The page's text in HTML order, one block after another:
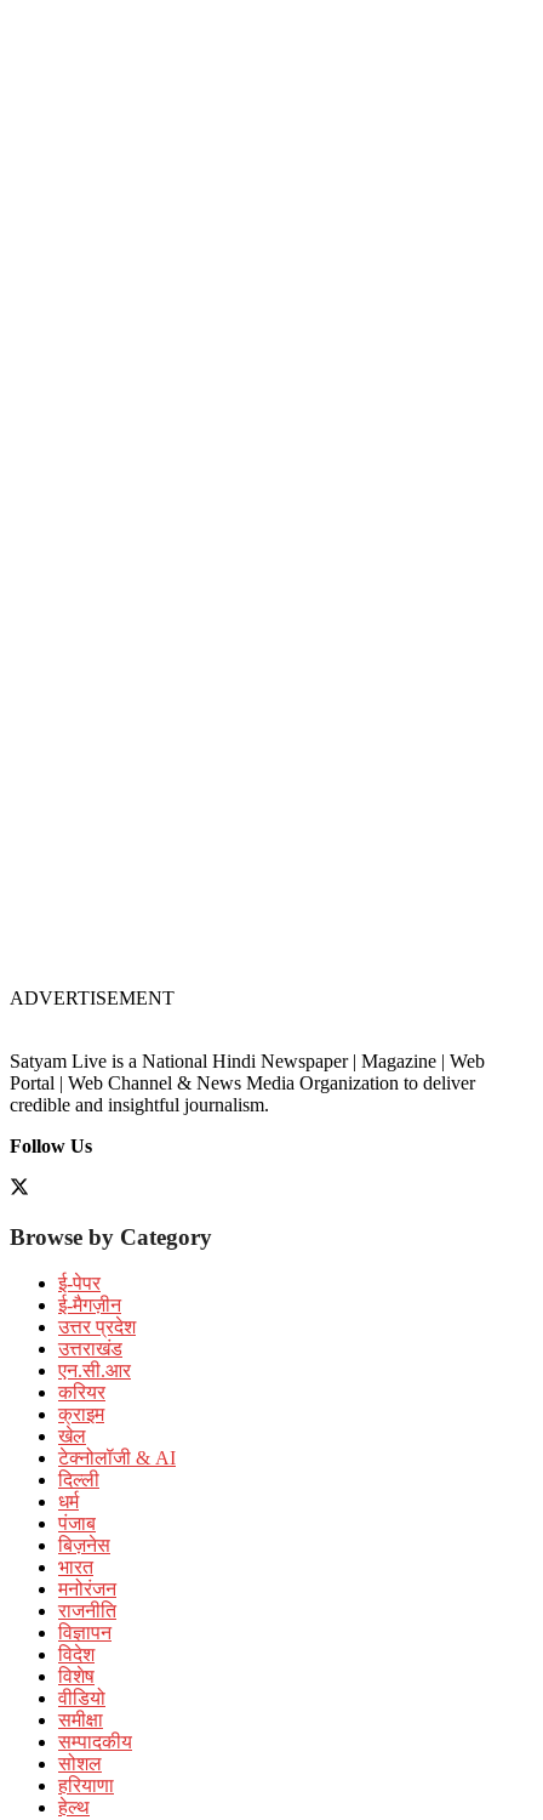
ADVERTISEMENT
Satyam Live is a National Hindi Newspaper | Magazine | Web
Portal | Web Channel & News Media Organization to deliver
credible and insightful journalism.
Follow Us
Browse by Category
ई-पेपर
ई-मैगज़ीन
उत्तर प्रदेश
उत्तराखंड
एन.सी.आर
करियर
क्राइम
खेल
टेक्नोलॉजी & AI
दिल्ली
धर्म
पंजाब
बिज़नेस
भारत
मनोरंजन
राजनीति
विज्ञापन
विदेश
विशेष
वीडियो
समीक्षा
सम्पादकीय
सोशल
हरियाणा
हेल्थ